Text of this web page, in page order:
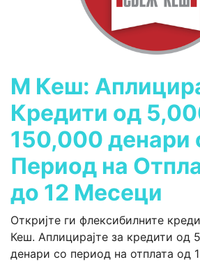
М Кеш:
Кредити од
150,000 денари
Период на
до 12 Месеци
Откријте ги флексибилните
Кеш. Аплицирајте за кредити од
денари со период на отплата од